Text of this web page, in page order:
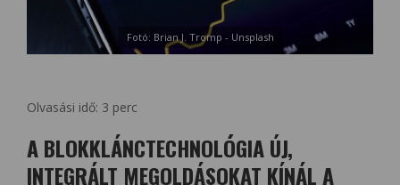
Fotó: Brian J. Tromp - Unsplash
Olvasási idő: 3 perc
A BLOKKLÁNCTECHNOLÓGIA ÚJ,
INTEGRÁLT MEGOLDÁSOKAT KÍNÁL A